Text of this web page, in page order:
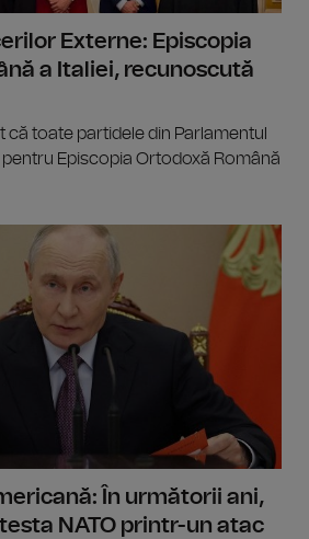
Externe: Episcopia
a Italiei, recunoscută
că toate partidele din Parlamentul
Episcopia Ortodoxă Română
În următorii ani,
NATO printr-un atac